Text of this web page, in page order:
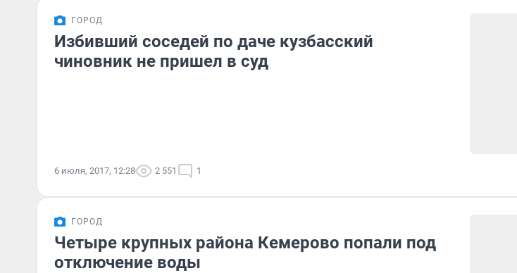
ГОРОД
Избивший соседей по даче кузбасский
чиновник не пришел в суд
6 июля, 2017, 12:28 2 551 1
ГОРОД
Четыре крупных района Кемерово попали под
отключение воды